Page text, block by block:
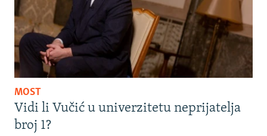
MOST
Vidi li Vučić u univerzitetu neprijatelja
broj 1?